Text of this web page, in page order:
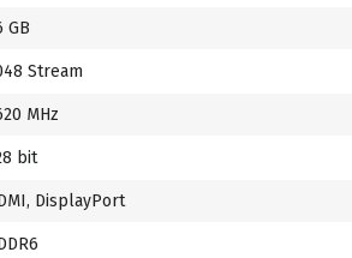
GB
Stream
MHz
bit
DisplayPort